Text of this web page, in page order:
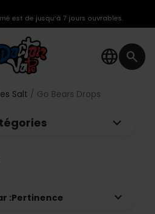
language search
est de jusqu’à 7 jours ouvrables.
Salt Go Bears Drops
keyboard_arrow_down
:Pertinence keyboard_arrow_down